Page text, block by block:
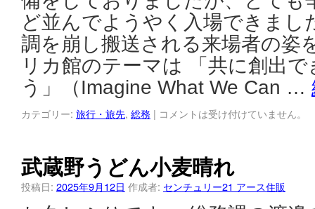
ど並んでようやく入場できまし
調を崩し搬送される来場者の姿
リカ館のテーマは 「共に創出
う」（Imagine What We Can …
カテゴリー: 旅行・旅先, 総務 | コメントは受け付けていません。
武蔵野うどん小麦晴れ
投稿日: 2025年9月12日 作成者: センチュリー21 アース住販